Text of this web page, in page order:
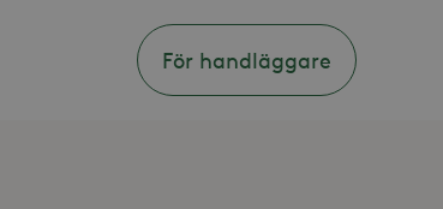
För handläggare